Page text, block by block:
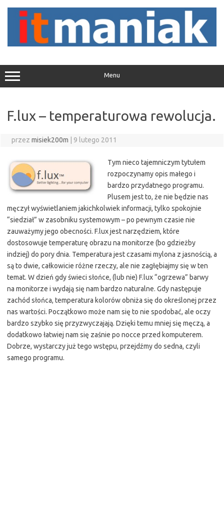
Menu
F.lux – temperaturowa rewolucja.
przez misiek200m | 9 lutego 2011
Tym nieco tajemniczym tytułem
rozpoczynamy opis małego i
bardzo przydatnego programu.
Plusem jest to, że nie będzie nas
męczył wyświetlaniem jakichkolwiek informacji, tylko spokojnie
“siedział” w zasobniku systemowym – po pewnym czasie nie
zauważymy jego obecności. F.lux jest narzędziem, które
dostosowuje temperaturę obrazu na monitorze (bo gdzieżby
indziej) do pory dnia. Temperatura jest czasami mylona z jasnością, a
są to dwie, całkowicie różne rzeczy, ale nie zagłębiajmy się w ten
temat. W dzień gdy świeci słońce, (lub nie) F.lux “ogrzewa” barwy
na monitorze i wydają się nam bardzo naturalne. Gdy następuje
zachód słońca, temperatura kolorów obniża się do określonej przez
nas wartości. Początkowo może nam się to nie spodobać, ale oczy
bardzo szybko się przyzwyczajają. Dzięki temu mniej się męczą, a
dodatkowo łatwiej nam się zaśnie po nocce przed komputerem.
Dobrze, wystarczy już tego wstępu, przejdźmy do sedna, czyli
samego programu.